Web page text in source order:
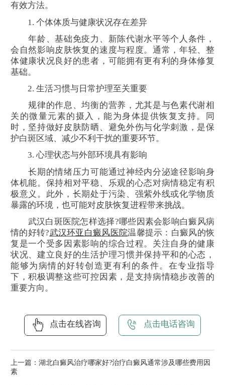
有效方法。
1. 个体体质与健康状况存在差异
年龄、基础免疫力、新陈代谢水平等个人条件，
会自然影响皮肤恢复的速度与程度。通常，年轻、整
体健康状况良好的患者，可能拥有更有利的身体修复
基础。
2. 生活习惯与日常护理至关重要
规律的作息、均衡的营养，尤其是与色素代谢相
关的微量元素的摄入，能为身体提供恢复支持。同
时，坚持做好皮肤防晒、避免外伤与化学刺激，是保
护白斑区域、减少不利干扰的重要环节。
3. 心理状态与外部环境具有影响
长期的情绪压力可能通过神经内分泌途径影响身
体机能。保持相对平稳、乐观的心态对病情稳定有积
极意义。此外，长期处于污染、强紫外线或化学物质
暴露的环境，也可能对皮肤恢复进程带来挑战。
武汉白斑医院怎样选择?哪些因素会影响白癜风病
情的好转?武汉环亚白癜风医院温馨提示：白癜风的恢
复是一个受多因素影响的综合过程。关注自身的健康
状况、建立良好的生活护理习惯并保持平和的心态，
能够为病情的好转创造更有利的条件。在专业指导
下，积极调整这些可控因素，是支持病情稳步改善的
重要方向。
点击在线咨询 点击电话咨询
上一篇： 湖北白癜风治疗哪家好?治疗白癜风通常涉及哪些费用因
素